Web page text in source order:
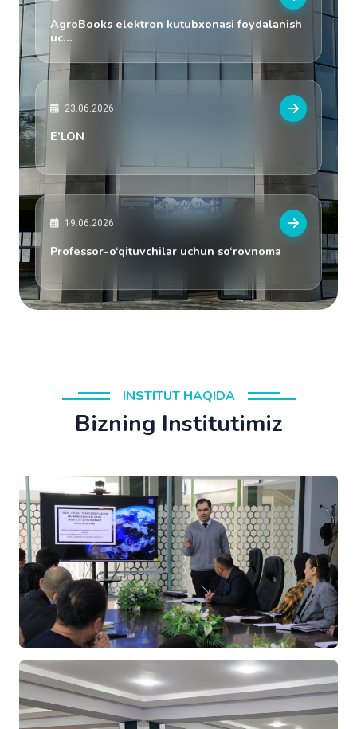
AgroBooks elektron kutubxonasi foydalanish
uc...
23.06.2026
E’LON
19.06.2026
Professor-o‘qituvchilar uchun so‘rovnoma
INSTITUT HAQIDA
Bizning Institutimiz